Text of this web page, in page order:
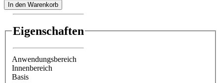
In den Warenkorb
Eigenschaften
Anwendungsbereich
Innenbereich
Basis